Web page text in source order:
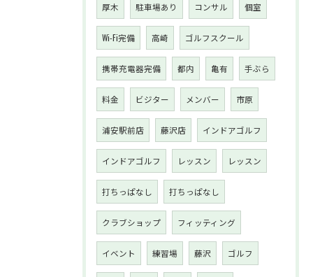
厚木 駐車場あり コンサル 個室
Wi-Fi完備 高崎 ゴルフスクール
携帯充電器完備 都内 亀有 手ぶら
料金 ビジター メンバー 市原
浦安駅前店 藤沢店 インドアゴルフ
インドアゴルフ レッスン レッスン
打ちっぱなし 打ちっぱなし
クラブショップ フィッティング
イベント 練習場 藤沢 ゴルフ